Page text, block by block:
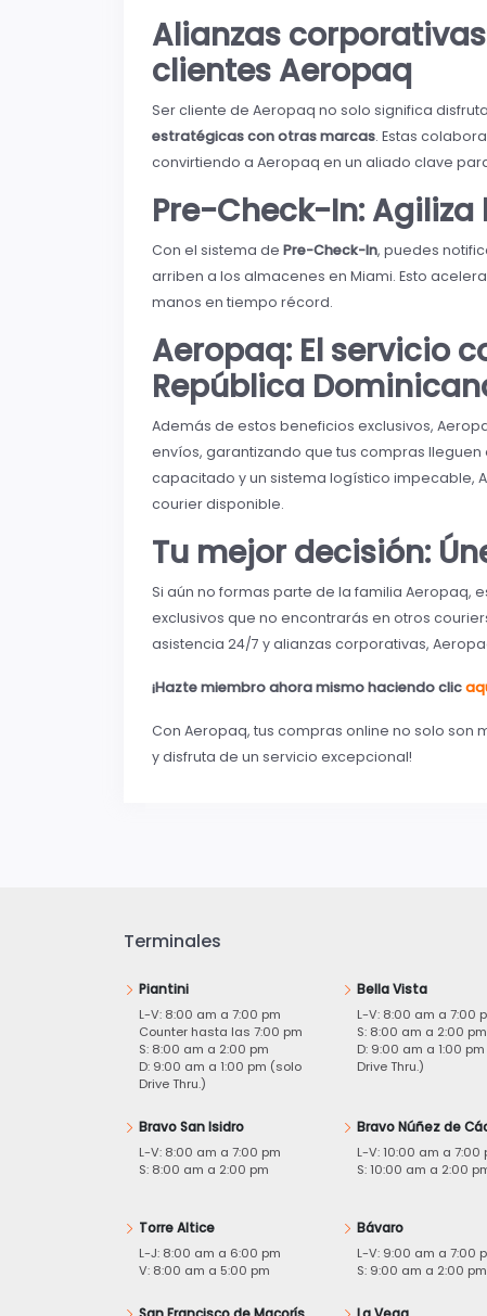
Alianzas
clientes Aeropaq
Ser cliente de Aeropaq no solo significa
estratégicas con otras marcas. Estas
convirtiendo a Aeropaq en un aliado clave
Pre-Check-In:
Con el sistema de Pre-Check-In, puedes
arriben a los almacenes en Miami. Esto
manos en tiempo récord.
Aeropaq: El servicio
República
Además de estos beneficios exclusivos,
envíos, garantizando que tus compras
capacitado y un sistema logístico impecable,
courier disponible.
Tu mejor decisión:
Si aún no formas parte de la familia Aeropaq,
exclusivos que no encontrarás en otros
asistencia 24/7 y alianzas corporativas,
¡Hazte miembro ahora mismo haciendo clic
Con Aeropaq, tus compras online no solo son
y disfruta de un servicio excepcional!
Terminales
Piantini
L-V: 8:00 am a 7:00 pm
Counter hasta las 7:00 pm
S: 8:00 am a 2:00 pm
D: 9:00 am a 1:00 pm (solo
Drive Thru.)
Bella Vista
L-V: 8:00 am a 7:00
S: 8:00 am a 2:00 pm
D: 9:00 am a 1:00
Drive Thru.)
Bravo San Isidro
L-V: 8:00 am a 7:00 pm
S: 8:00 am a 2:00 pm
Bravo Núñez de
L-V: 10:00 am a 7:00
S: 10:00 am a 2:00
Torre Altice
L-J: 8:00 am a 6:00 pm
V: 8:00 am a 5:00 pm
Bávaro
L-V: 9:00 am a 7:00
S: 9:00 am a 2:00 pm